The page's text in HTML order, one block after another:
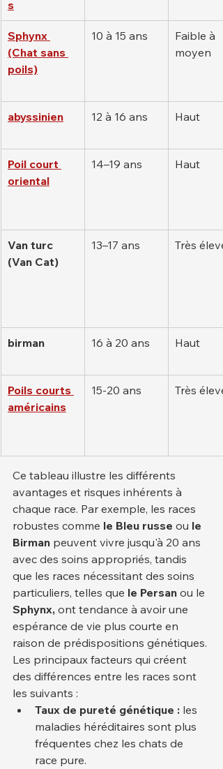
s
Sphynx
(Chat sans
poils)
10 à 15 ans
Faible à
moyen
abyssinien 12 à 16 ans Haut
Poil court
oriental
14–19 ans Haut
Van turc
(Van Cat)
13–17 ans Très élevé
birman 16 à 20 ans Haut
Poils courts
américains
15-20 ans Très élevé
Ce tableau illustre les différents
avantages et risques inhérents à
chaque race. Par exemple, les races
robustes comme le Bleu russe ou le
Birman peuvent vivre jusqu'à 20 ans
avec des soins appropriés, tandis
que les races nécessitant des soins
particuliers, telles que le Persan ou le
Sphynx, ont tendance à avoir une
espérance de vie plus courte en
raison de prédispositions génétiques.
Les principaux facteurs qui créent
des différences entre les races sont
les suivants :
Taux de pureté génétique : les
maladies héréditaires sont plus
fréquentes chez les chats de
race pure.